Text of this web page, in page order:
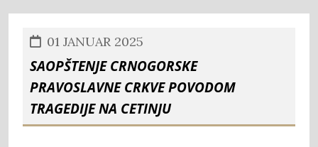
01 JANUAR 2025
Saopštenje Crnogorske
Pravoslavne Crkve povodom
tragedije na Cetinju